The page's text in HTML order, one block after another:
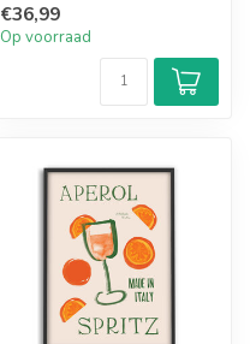
si...
€36,99
Op voorraad